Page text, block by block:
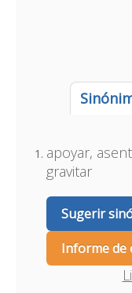
apoyar,
gravitar
Sugerir
Informe de